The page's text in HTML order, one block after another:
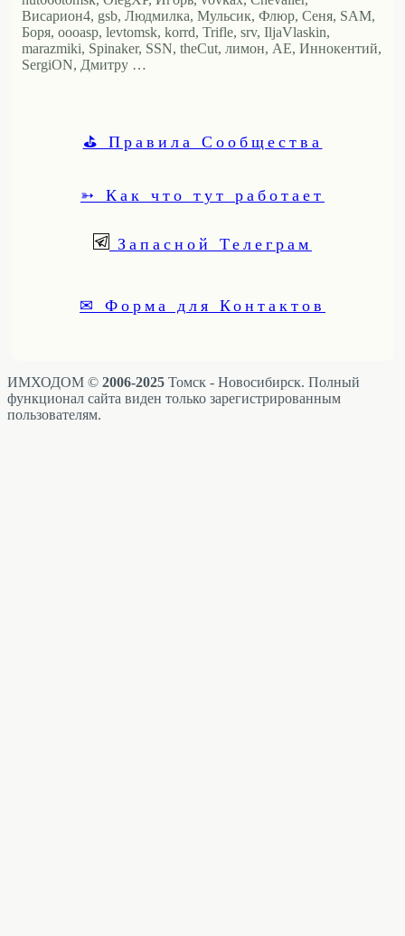
Висариoн4, gsb, Людмилка, Мульсик, Флюр, Сеня, SAM,
Боря, oooasp, levtomsk, korrd, Trifle, srv, IljaVlaskin,
marazmiki, Spinaker, SSN, theCut, лимон, АЕ, Иннокентий,
SergiON, Дмитру …
⛳ Правила Сообщества
➳ Как что тут работает
Запасной Телеграм
✉ Форма для Контактов
ИМХОДОМ © 2006-2025 Томск - Новосибирск. Полный
функционал сайта виден только зарегистрированным
пользователям.